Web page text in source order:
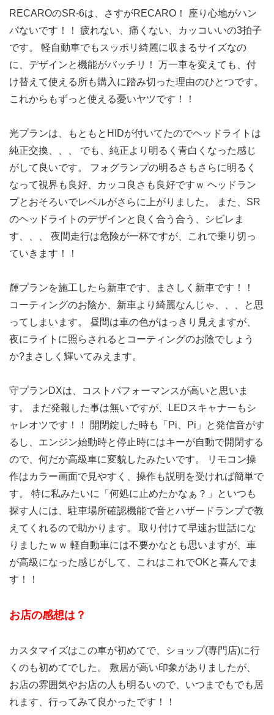
RECAROのSR-6は、さすがRECARO！ 座り心地がハン
パないです！！ 疲れない、痛くない、カッコいいの3拍子
です。 軽自動車でもスッポリ綺麗に収まるサイズなの
に、デザインと機能がバッチリ！ 万一車を変えても、付
け替えて使える所も購入に踏み切った理由のひとつです。
これからもずっと使える憂いヤツです！！
光プランは、もともとHIDが付いてたのでヘッドライトは
純正交換、、、 でも、純正より明るく青白くなった感じ
がして良いです。 フォグランプの明るさもさらに明るく
なって視界も良好、カッコ良さも良好ですｗ ヘッドラン
プとおそろいでレベルがさらに上がりました。 また、SR
のヘッドライトのデザインと良く合う合う、シビレま
す、、、 夜間走行は危険が一杯ですが、これで乗り切っ
ていきます！！
輝プランを施工したら新車です、まさしく新車です！！
コーティングのお陰か、新車より綺麗なんじゃ、、、と思
ってしまいます。 昼間は車の色がはっきり見えますが、
夜にライトに照らされるとコーティングのお陰でしょう
か?まさしく輝いてみえます。
守プランDXは、コストパフォーマンスが高いと思いま
す。 まだ発報した事は無いですが、LEDスキャナーもシ
ャレオツです！！ 開閉錠した時も「Pi、Pi」と発信音がす
るし、エンジン始動時と停止時にはキーが自動で開閉する
ので、何だか高級車に変貌したみたいです。 リモコン操
作はカラー画面で見やすく、操作も説明を受ければ簡単で
す。 特に私みたいに「何処に止めたかなぁ？」といつも
探す人には、駐車場所確認機能で音とハザードランプで教
えてくれるので助かります。 取り付けて早速お世話にな
りましたｗｗ 軽自動車には不要かなとも思いますが、車
が高級になった感じがして、これはこれでOKと喜んでま
す！！
お店の感想は？
カスタマイズはこの車が初めてで、ショップ(専門店)に行
くのも初めてでした。 敷居が高い印象がありましたが、
お店の雰囲気やお店の人も明るいので、いつまでもでも居
れます、行ってみて良かったです！！